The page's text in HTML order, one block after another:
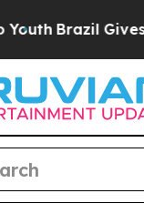
Brazil Gives